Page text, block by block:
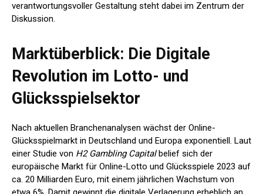
verantwortungsvoller Gestaltung steht dabei im Zentrum der
Diskussion.
Marktüberblick: Die Digitale
Revolution im Lotto- und
Glücksspielsektor
Nach aktuellen Branchenanalysen wächst der Online-
Glücksspielmarkt in Deutschland und Europa exponentiell. Laut
einer Studie von H2 Gambling Capitalbelief sich der
europäische Markt für Online-Lotto und Glücksspiele 2023 auf
ca. 20 Milliarden Euro, mit einem jährlichen Wachstum von